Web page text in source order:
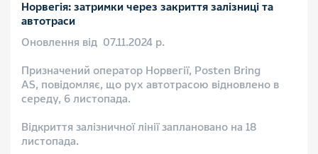
Норвегія: затримки через закриття залізниці та
автотраси
Оновлення від 07.11.2024 р.
Призначений оператор Норвегії, Posten Bring
AS, повідомляє, що рух автотрасою відновлено в
середу, 6 листопада.
Відкриття залізничної лінії заплановано на 18
листопада.